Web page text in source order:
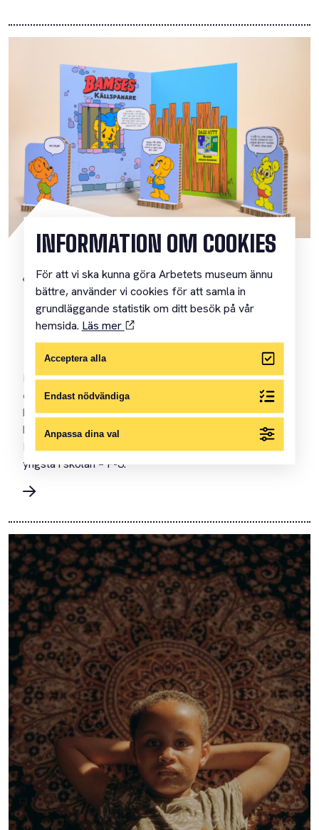
Utställningar
BAMSES
KÄLLSPANARVÄSKA
Barn och unga blir mer och mer digitala. Det medför att
de i allt tidigare ålder behöver ha ett aktivt samtal om
källors ursprung. Det samtalet vill vi bidra till. Därför
har vi skapat en vandringsutställning med hjälp av
Bamse och hans vänner, som riktar sig till de allra
yngsta i skolan – F-3.
INFORMATION OM COOKIES
För att vi ska kunna göra Arbetets museum ännu
bättre, använder vi cookies för att samla in
grundläggande statistik om ditt besök på vår
hemsida. Läs mer
Acceptera alla
Endast nödvändiga
Anpassa dina val